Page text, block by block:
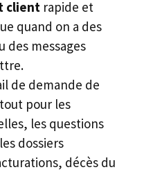
client rapide et
quand on a des
des messages
de demande de
pour les
les questions
dossiers
décès du